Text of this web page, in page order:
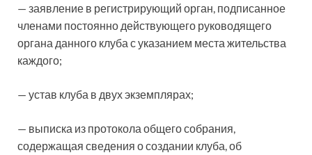
— заявление в регистрирующий орган, подписанное
членами постоянно действующего руководящего
органа данного клуба с указанием места жительства
каждого;
— устав клуба в двух экземплярах;
— выписка из протокола общего собрания,
содержащая сведения о создании клуба, об